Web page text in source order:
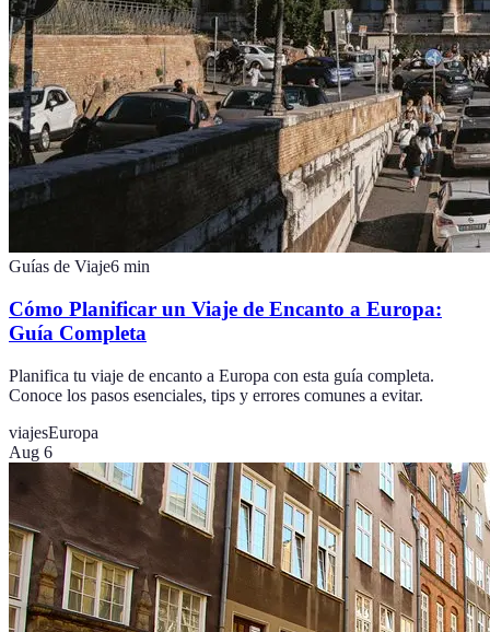
Guías de Viaje6 min
Cómo Planificar un Viaje de Encanto a Europa:
Guía Completa
Planifica tu viaje de encanto a Europa con esta guía completa.
Conoce los pasos esenciales, tips y errores comunes a evitar.
viajesEuropa
Aug 6